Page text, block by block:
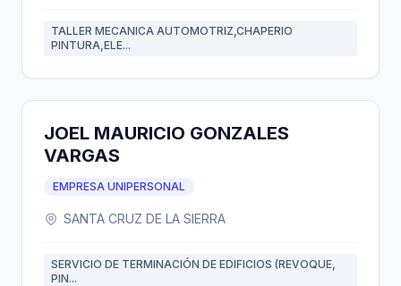
TALLER MECANICA AUTOMOTRIZ,CHAPERIO
PINTURA,ELE...
JOEL MAURICIO GONZALES
VARGAS
EMPRESA UNIPERSONAL
SANTA CRUZ DE LA SIERRA
SERVICIO DE TERMINACIÓN DE EDIFICIOS (REVOQUE,
PIN...